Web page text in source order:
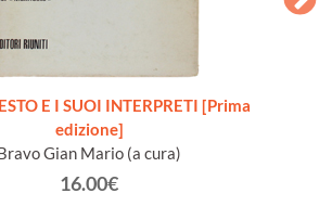
E I SUOI INTERPRETI [Prima
edizione]
Gian Mario (a cura)
16.00€